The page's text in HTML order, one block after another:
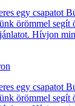
egy csapatot
örömmel segít
Hívjon
egy csapatot
örömmel segít